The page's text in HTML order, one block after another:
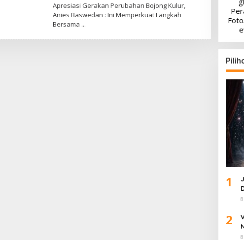
Apresiasi Gerakan Perubahan Bojong Kulur,
Anies Baswedan : Ini Memperkuat Langkah
Bersama
1
2